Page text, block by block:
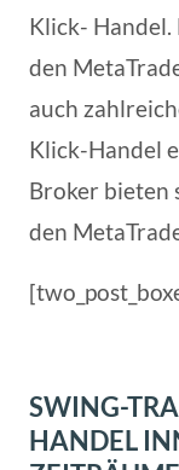
Klick-
den
auch
Klick-Handel
Broker bieten
den
SWING-
HANDEL